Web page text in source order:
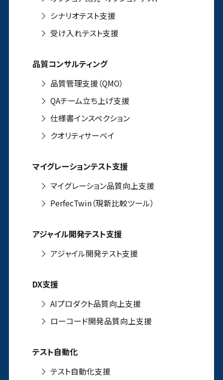
シナリオテスト支援
受け入れテスト支援
品質コンサルティング
品質管理支援（QMO）
QAチーム立ち上げ支援
仕様書インスペクション
クオリティサーベイ
マイグレーションテスト支援
マイグレーション品質向上支援
PerfecTwin（現新比較ツール）
アジャイル開発テスト支援
アジャイル開発テスト支援
DX支援
AIプロダクト品質向上支援
ローコード開発品質向上支援
テスト自動化
テスト自動化支援